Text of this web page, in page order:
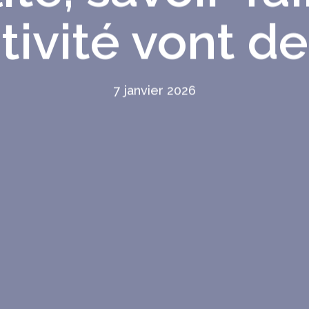
vont
7 janvier 2026